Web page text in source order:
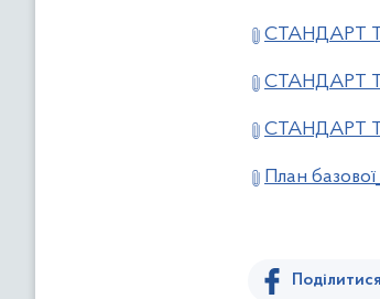
СТАНДАРТ
СТАНДАРТ
СТАНДАРТ
План
Поділитися